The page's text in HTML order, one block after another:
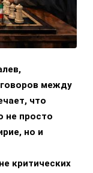
между
что
не просто
но и
критических